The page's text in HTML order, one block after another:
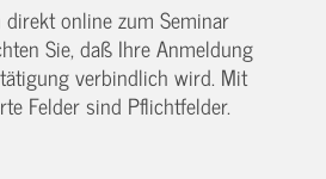
online zum Seminar
Sie, daß Ihre Anmeldung
verbindlich wird. Mit
Felder sind Pflichtfelder.